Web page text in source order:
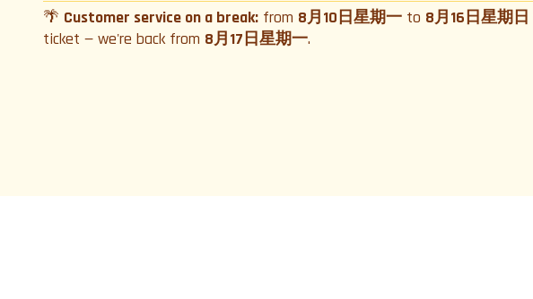
🌴 Customer service on a break: from 8月10日星期一 to 8月16日星期日
ticket — we're back from 8月17日星期一.